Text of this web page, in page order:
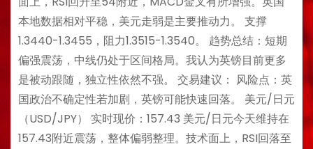
本地数据相对平稳，美元走弱是主要推动力。 支撑
1.3440-1.3455，阻力1.3515-1.3540。 趋势总结：短期
偏强震荡，中线仍处于区间格局。我认为英镑目前更多
是被动跟随，独立性依然不强。 交易建议： 风险点：英
国政治不确定性若加剧，英镑可能快速回落。 美元/日元
（USD/JPY） 实时现价：157.43 美元/日元今天维持在
157.43附近震荡，整体偏弱整理。技术面上，RSI回落至